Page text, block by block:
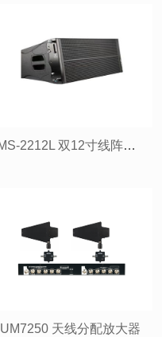
MS-2212L 双12寸线阵全频扬声器
UM7250 天线分配放大器